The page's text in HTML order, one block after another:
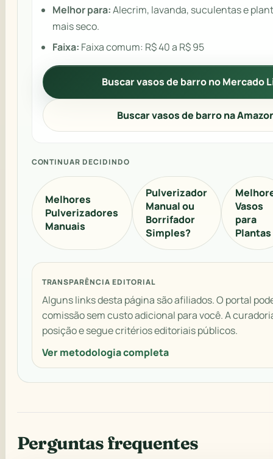
Melhor para:Alecrim, lavanda, suculentas e
mais seco.
Faixa: Faixa comum: R$ 40 a R$ 95
Buscar vasos de barro no Mercado
Buscar vasos de barro na
CONTINUAR DECIDINDO
Melhores
Pulverizadores
Manuais
Pulverizador
Manual ou
Borrifador
Simples?
Vasos
para
Plantas
TRANSPARÊNCIA EDITORIAL
Alguns links desta página são afiliados. O portal
comissão sem custo adicional para você. A
posição e segue critérios editoriais públicos.
Ver metodologia completa
Perguntas frequentes